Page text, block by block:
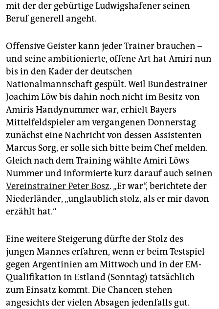
mit der der gebürtige Ludwigshafener seinen
Beruf generell angeht.
Offensive Geister kann jeder Trainer brauchen –
und seine ambitionierte, offene Art hat Amiri nun
bis in den Kader der deutschen
Nationalmannschaft gespült. Weil Bundestrainer
Joachim Löw bis dahin noch nicht im Besitz von
Amiris Handynummer war, erhielt Bayers
Mittelfeldspieler am vergangenen Donnerstag
zunächst eine Nachricht von dessen Assistenten
Marcus Sorg, er solle sich bitte beim Chef melden.
Gleich nach dem Training wählte Amiri Löws
Nummer und informierte kurz darauf auch seinen
Vereinstrainer Peter Bosz. „Er war“, berichtete der
Niederländer, „unglaublich stolz, als er mir davon
erzählt hat.“
Eine weitere Steigerung dürfte der Stolz des
jungen Mannes erfahren, wenn er beim Testspiel
gegen Argentinien am Mittwoch und in der EM-
Qualifikation in Estland (Sonntag) tatsächlich
zum Einsatz kommt. Die Chancen stehen
angesichts der vielen Absagen jedenfalls gut.